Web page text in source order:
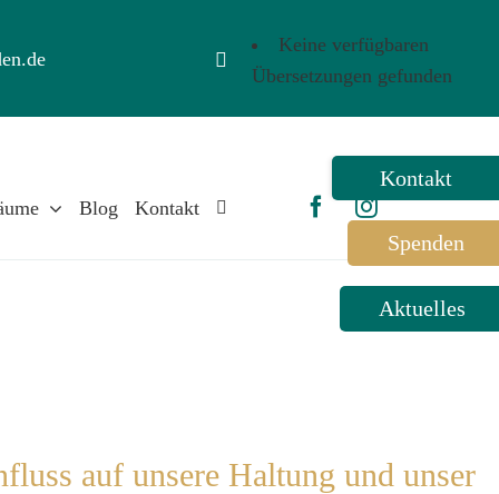
Spenden
Aktuelles
Keine verfügbaren
Übersetzungen gefunden
Blog Kontakt
auf unsere Haltung und unser
Toggle
Sliding
Area